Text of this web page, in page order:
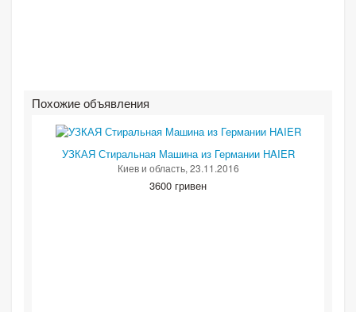
Похожие объявления
УЗКАЯ Стиральная Машина из Германии HAIER
Киев и область, 23.11.2016
3600 гривен